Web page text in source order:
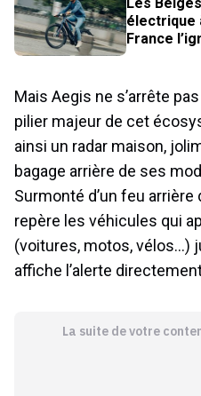
électrique
France
Mais Aegis ne s’arrête
pilier majeur de cet
ainsi un radar maison,
bagage arrière de ses
Surmonté d’un feu
repère les véhicules qui
(voitures, motos, vélos…)
affiche l’alerte
La suite de votre